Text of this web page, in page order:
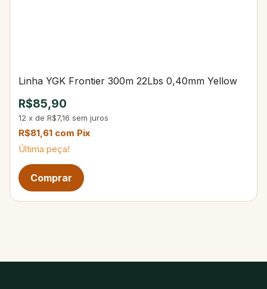
Linha YGK Frontier 300m 22Lbs 0,40mm Yellow
R$85,90
12 x de R$7,16 sem juros
R$81,61 com Pix
Última peça!